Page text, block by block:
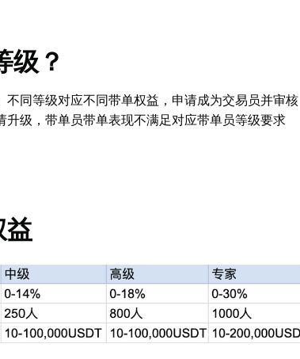
级？
同等级对应不同带单权益，申请成为交易员并审核
级， 带单员带单表现不满足对应带单员等级要求
益